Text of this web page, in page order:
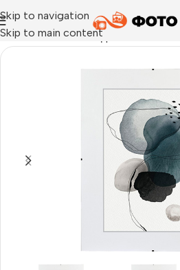
Skip to navigation
Skip to main content
Начало›Рамка за една снимка